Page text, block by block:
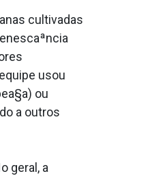
cultivadas
usou
ou
a outros
geral, a